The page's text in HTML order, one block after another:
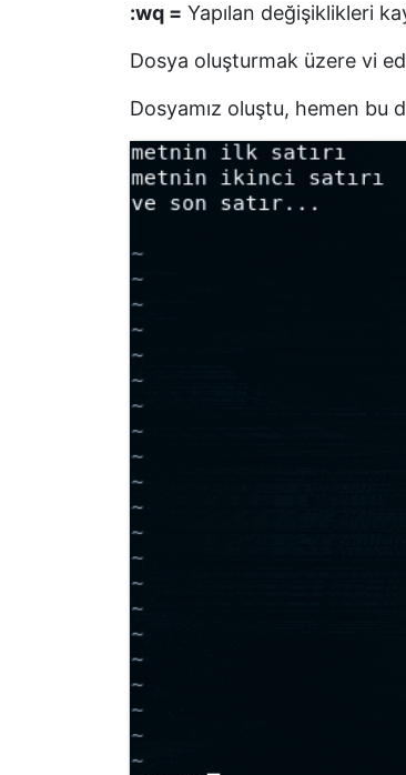
:wq = Yapılan değişiklikleri
Dosya oluşturmak üzere vi
Dosyamız oluştu, hemen bu